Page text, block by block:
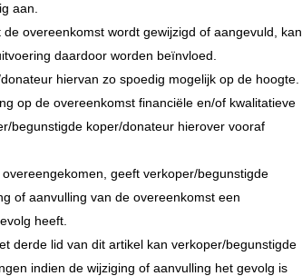
aan.
overeenkomst wordt gewijzigd of aangevuld, kan
daardoor worden beïnvloed.
hiervan zo spoedig mogelijk op de hoogte.
op de overeenkomst financiële en/of kwalitatieve
begunstigde koper/donateur hierover vooraf
geeft verkoper/begunstigde
of aanvulling van de overeenkomst een
heeft.
derde lid van dit artikel kan verkoper/begunstigde
indien de wijziging of aanvulling het gevolg is